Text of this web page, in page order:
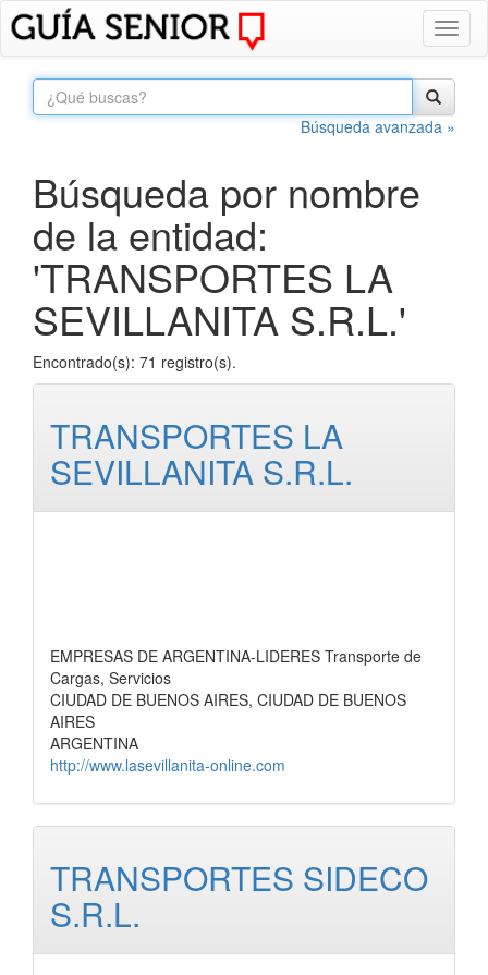
Búsqueda avanzada »
Búsqueda por nombre
de la entidad:
'TRANSPORTES LA
SEVILLANITA S.R.L.'
Encontrado(s): 71 registro(s).
TRANSPORTES LA
SEVILLANITA S.R.L.
EMPRESAS DE ARGENTINA-LIDERES Transporte de
Cargas, Servicios
CIUDAD DE BUENOS AIRES, CIUDAD DE BUENOS
AIRES
ARGENTINA
http://www.lasevillanita-online.com
TRANSPORTES SIDECO
S.R.L.